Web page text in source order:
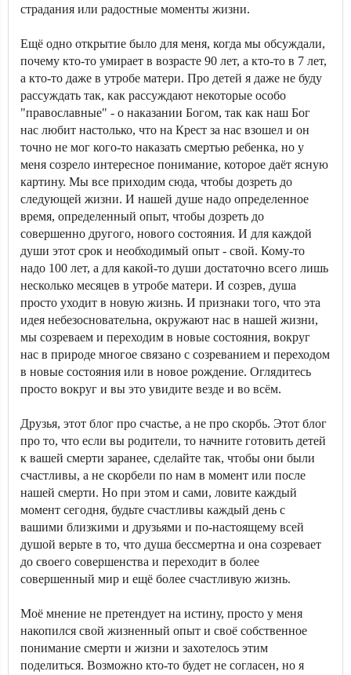
страдания или радостные моменты жизни.
Ещё одно открытие было для меня, когда мы обсуждали,
почему кто-то умирает в возрасте 90 лет, а кто-то в 7 лет,
а кто-то даже в утробе матери. Про детей я даже не буду
рассуждать так, как рассуждают некоторые особо
"православные" - о наказании Богом, так как наш Бог
нас любит настолько, что на Крест за нас взошел и он
точно не мог кого-то наказать смертью ребенка, но у
меня созрело интересное понимание, которое даёт ясную
картину. Мы все приходим сюда, чтобы дозреть до
следующей жизни. И нашей душе надо определенное
время, определенный опыт, чтобы дозреть до
совершенно другого, нового состояния. И для каждой
души этот срок и необходимый опыт - свой. Кому-то
надо 100 лет, а для какой-то души достаточно всего лишь
несколько месяцев в утробе матери. И созрев, душа
просто уходит в новую жизнь. И признаки того, что эта
идея небезосновательна, окружают нас в нашей жизни,
мы созреваем и переходим в новые состояния, вокруг
нас в природе многое связано с созреванием и переходом
в новые состояния или в новое рождение. Оглядитесь
просто вокруг и вы это увидите везде и во всём.
Друзья, этот блог про счастье, а не про скорбь. Этот блог
про то, что если вы родители, то начните готовить детей
к вашей смерти заранее, сделайте так, чтобы они были
счастливы, а не скорбели по нам в момент или после
нашей смерти. Но при этом и сами, ловите каждый
момент сегодня, будьте счастливы каждый день с
вашими близкими и друзьями и по-настоящему всей
душой верьте в то, что душа бессмертна и она созревает
до своего совершенства и переходит в более
совершенный мир и ещё более счастливую жизнь.
Моё мнение не претендует на истину, просто у меня
накопился свой жизненный опыт и своё собственное
понимание смерти и жизни и захотелось этим
поделиться. Возможно кто-то будет не согласен, но я